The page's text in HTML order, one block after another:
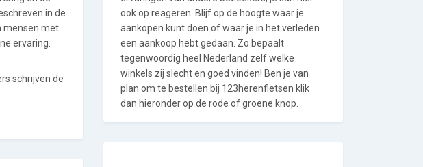
in de
mensen met
ervaring.
schrijven de
ook op reageren. Blijf op de hoogte waar je
aankopen kunt doen of waar je in het verleden
een aankoop hebt gedaan. Zo bepaalt
tegenwoordig heel Nederland zelf welke
winkels zij slecht en goed vinden! Ben je van
plan om te bestellen bij 123herenfietsen klik
dan hieronder op de rode of groene knop.